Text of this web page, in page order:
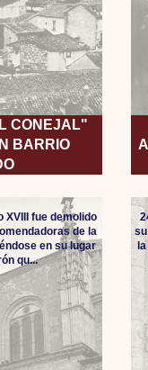
CONEJAL"
BARRIO
XVIII fue demolido
de la
en su lugar
qu...